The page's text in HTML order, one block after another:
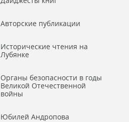
Авторские публикации
Исторические чтения на
Лубянке
Органы безопасности в годы
Великой Отечественной
войны
Юбилей Андропова